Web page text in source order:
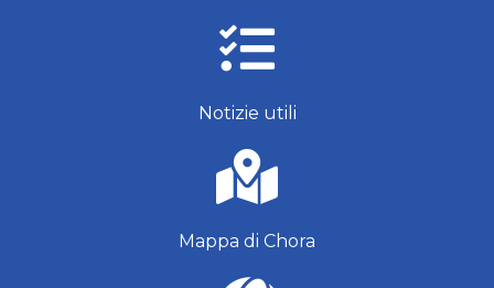
Notizie utili
Mappa di Chora